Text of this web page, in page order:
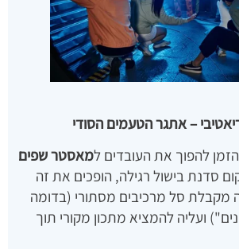
להפוך את העובדים למאסטר שפים
סדנת בישול רגילה, הופכים את זה
מקבלת סל מרכיבים מסתורי (בדומה
ועליה להמציא מתכון מקורי תוך